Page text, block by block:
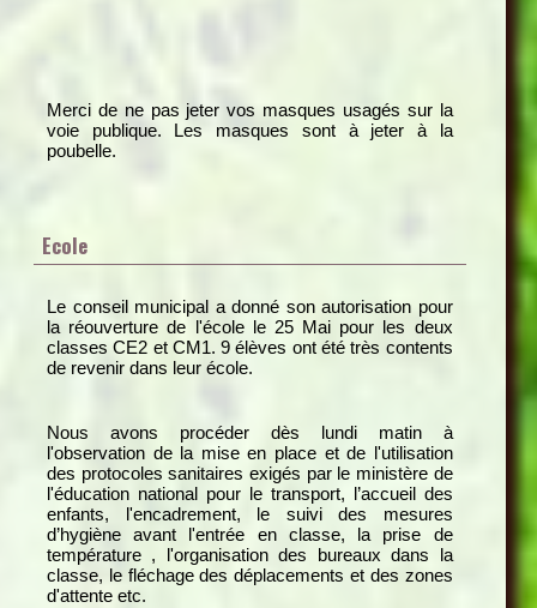
Merci de ne pas jeter vos masques usagés sur la
voie publique. Les masques sont à jeter à la
poubelle.
Ecole
Le conseil municipal a donné son autorisation pour
la réouverture de l'école le 25 Mai pour les deux
classes CE2 et CM1. 9 élèves ont été très contents
de revenir dans leur école.
Nous avons procéder dès lundi matin à
l'observation de la mise en place et de l'utilisation
des protocoles sanitaires exigés par le ministère de
l'éducation national pour le transport, l’accueil des
enfants, l'encadrement, le suivi des mesures
d’hygiène avant l'entrée en classe, la prise de
température , l'organisation des bureaux dans la
classe, le fléchage des déplacements et des zones
d'attente etc.